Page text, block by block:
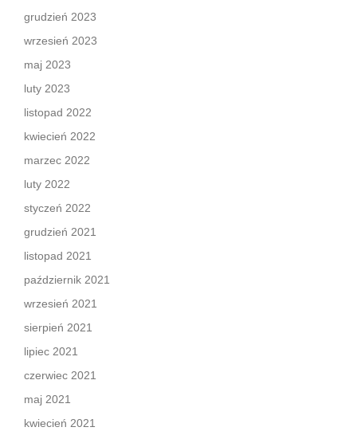
grudzień 2023
wrzesień 2023
maj 2023
luty 2023
listopad 2022
kwiecień 2022
marzec 2022
luty 2022
styczeń 2022
grudzień 2021
listopad 2021
październik 2021
wrzesień 2021
sierpień 2021
lipiec 2021
czerwiec 2021
maj 2021
kwiecień 2021